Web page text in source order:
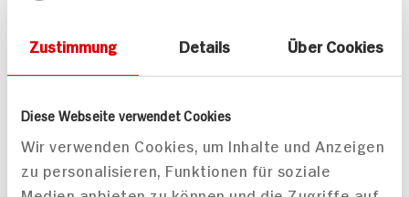
Zustimmung Details Über Cookies
Diese Webseite verwendet Cookies
Wir verwenden Cookies, um Inhalte und Anzeigen
zu personalisieren, Funktionen für soziale
TAGES-
Mehr anzeigen